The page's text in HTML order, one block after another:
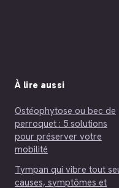
À lire aussi
Ostéophytose ou bec de
perroquet : 5 solutions
pour préserver votre
mobilité
Tympan qui vibre tout
causes, symptômes et